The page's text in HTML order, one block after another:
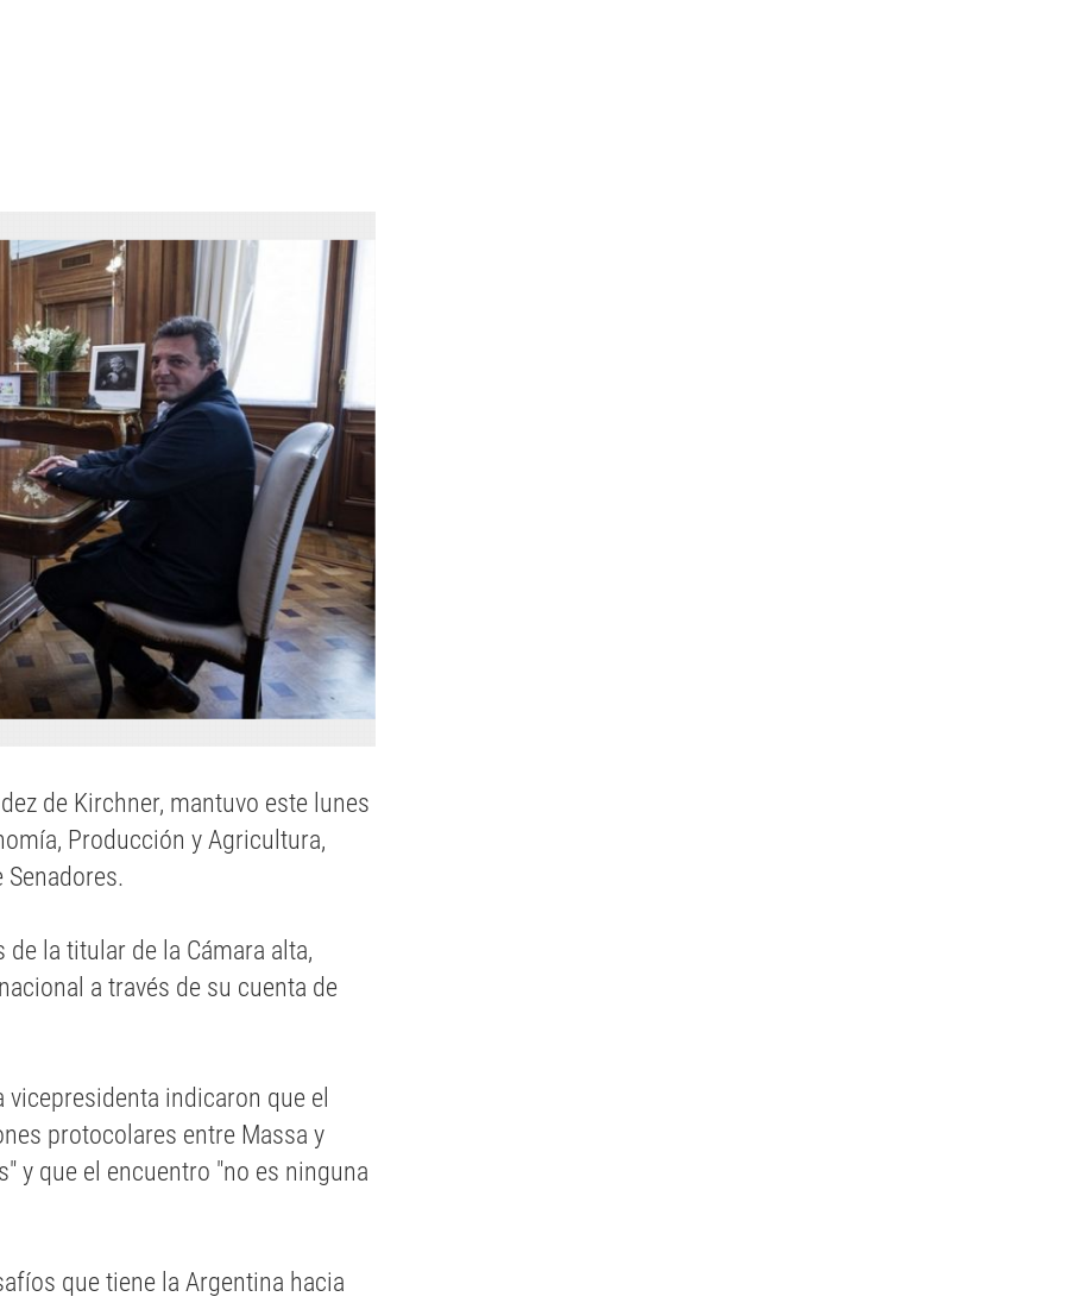
de Kirchner, mantuvo este lunes
Producción y Agricultura,
Senadores.
la titular de la Cámara alta,
a través de su cuenta de
indicaron que el
protocolares entre Massa y
y que el encuentro "no es ninguna
que tiene la Argentina hacia